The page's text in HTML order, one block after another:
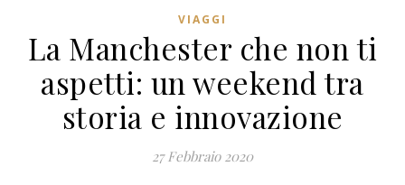
VIAGGI
La Manchester che non ti
aspetti: un weekend tra
storia e innovazione
27 Febbraio 2020